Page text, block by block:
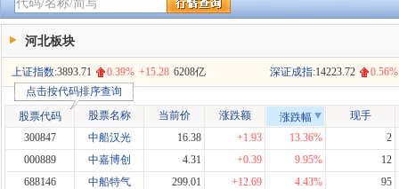
河北板块
上证指数:3893.71 0.39% +15.28 6208亿 深证成指:14223.72 0.56%
股票代码
点击按代码排序查询
股票名称
当前价 涨跌额 涨跌幅
现手
300847
中船汉光 16.38 +1.93 13.36%
2
000889
中嘉博创 4.31 +0.39 9.95%
12
688146
中船特气 299.01 +12.69 4.43%
95